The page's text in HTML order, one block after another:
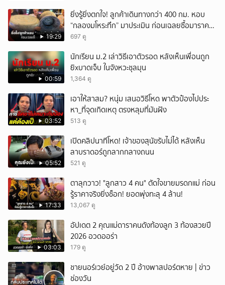
19:29
ยิ่งรู้ยิ่งตกใจ! ลูกค้าเดินทางกว่า 400 กม. หอบ
“กลองมโหระทึก” มาประเมิน ก่อนเฉลยซื้อมาราคา
เท่าไหร่?
697 ดู
00:59
นักเรียน ม.2 เล่าวิธีเอาตัวรอด หลังเห็นเพื่อนถูก
ยิxบาดเจ็บ ในจังหวะชุลมุน
1,364 ดู
03:52
เอาให้สาสม? หนุ่ม เสนอวิธีโหด พาตัวป๋องไปประ
หา_ที่จุดเกิดเหตุ ตรงหลุมที่มันฝัง
513 ดู
05:52
เปิดคลิปนาทีโหด! เจ้าของสุนัขรับไม่ได้ หลังเห็น
ลาบราดอร์ถูกลากกลางถนน
521 ดู
17:33
ตาลุกวาว! "ลูกสาว 4 คน" ตัดใจขายมรดกแม่ ก่อน
รู้ราคาจริงยิ่งช็อก! ยอดพุ่งทะลุ 4 ล้าน!
13,067 ดู
03:03
อัปเดต 2 คุณแม่ดาราคนดังท้องลูก 3 ท้องสวยปี
2026 อวดออร่า
179 ดู
ชายนอร์เวย์อยู่วัด 2 ปี อ้างพาสปอร์ตหาย | ข่าว
ช่องวัน